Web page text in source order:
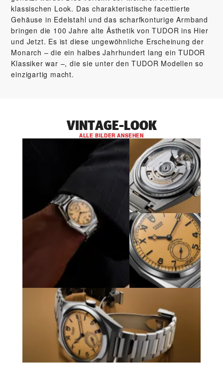
klassischen Look. Das charakteristische facettierte
Gehäuse in Edelstahl und das scharfkonturige Armband
bringen die 100 Jahre alte Ästhetik von TUDOR ins Hier
und Jetzt. Es ist diese ungewöhnliche Erscheinung der
Monarch – die ein halbes Jahrhundert lang ein TUDOR
Klassiker war –, die sie unter den TUDOR Modellen so
einzigartig macht.
VINTAGE-LOOK
ALLE BILDER ANSEHEN